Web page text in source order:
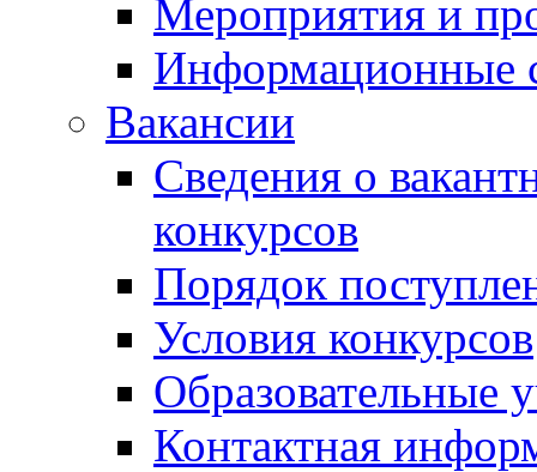
Мероприятия и
Информационные
Вакансии
Сведения о
конкурсов
Порядок
Условия конкурсов
Образовательные
Контактная